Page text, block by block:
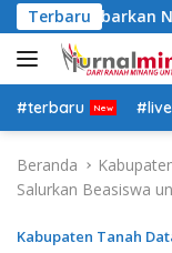
a
g
u
Terbaru
Siap Kibarkan
#terbaru
Beranda
Salurkan Beasiswa
Kabupaten Tanah